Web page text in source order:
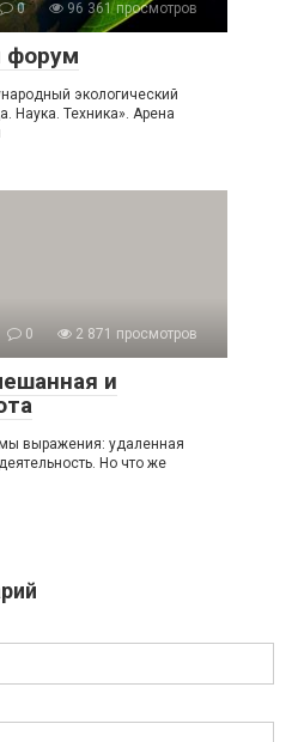
0 96 361 просмотров
форум
экологический
Наука. Техника». Арена
0 2 871 просмотров
и
выражения: удаленная
Но что же